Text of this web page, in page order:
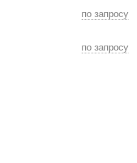
по запросу
по запросу